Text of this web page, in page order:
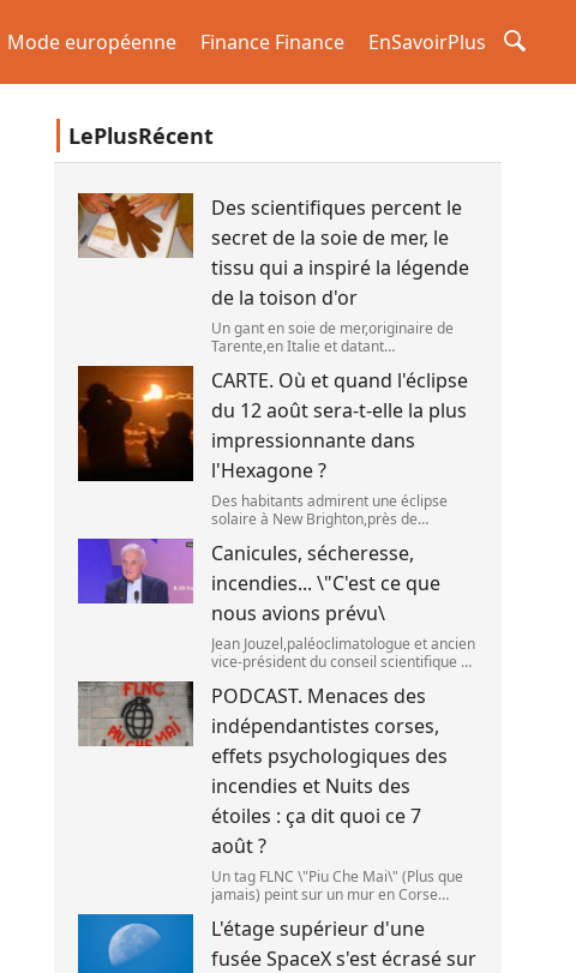
Mode européenne Finance Finance EnSavoirPlus
LePlusRécent
Des scientifiques percent le
secret de la soie de mer, le
tissu qui a inspiré la légende
de la toison d'or
Un gant en soie de mer,originaire de
Tarente,en Italie et datant
(OWN WORK / JOHN HILL)
CARTE. Où et quand l'éclipse
du 12 août sera-t-elle la plus
impressionnante dans
l'Hexagone ?
Des habitants admirent une éclipse
solaire à New Brighton,près de
septembre 2025. (SANKA
VIDANAGAMA )
Canicules, sécheresse,
incendies... \"C'est ce que
nous avions prévu\
Jean Jouzel,paléoclimatologue et ancien
vice-président du conseil scientifique du
(FRANCEINFO / RADIO FRANCE)
PODCAST. Menaces des
indépendantistes corses,
effets psychologiques des
incendies et Nuits des
étoiles : ça dit quoi ce 7
août ?
Un tag FLNC \"Piu Che Mai\" (Plus que
jamais) peint sur un mur en Corse
CASABIANCA )
L'étage supérieur d'une
fusée SpaceX s'est écrasé sur